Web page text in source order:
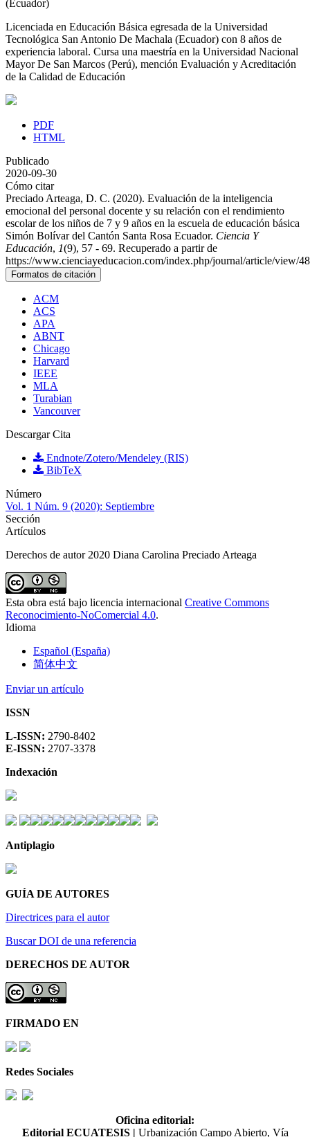
(Ecuador)
Licenciada en Educación Básica egresada de la Universidad
Tecnológica San Antonio De Machala (Ecuador) con 8 años de
experiencia laboral. Cursa una maestría en la Universidad Nacional
Mayor De San Marcos (Perú), mención Evaluación y Acreditación
de la Calidad de Educación
PDF
HTML
Publicado
2020-09-30
Cómo citar
Preciado Arteaga, D. C. (2020). Evaluación de la inteligencia
emocional del personal docente y su relación con el rendimiento
escolar de los niños de 7 y 9 años en la escuela de educación básica
Simón Bolívar del Cantón Santa Rosa Ecuador. Ciencia Y
Educación, 1(9), 57 - 69. Recuperado a partir de
https://www.cienciayeducacion.com/index.php/journal/article/view/48
Formatos de citación
ACM
ACS
APA
ABNT
Chicago
Harvard
IEEE
MLA
Turabian
Vancouver
Descargar Cita
Endnote/Zotero/Mendeley (RIS)
BibTeX
Número
Vol. 1 Núm. 9 (2020): Septiembre
Sección
Artículos
Derechos de autor 2020 Diana Carolina Preciado Arteaga
Esta obra está bajo licencia internacional Creative Commons
Reconocimiento-NoComercial 4.0.
Idioma
Español (España)
简体中文
Enviar un artículo
ISSN
L-ISSN: 2790-8402
E-ISSN: 2707-3378
Indexación
Antiplagio
GUÍA DE AUTORES
Directrices para el autor
Buscar DOI de una referencia
DERECHOS DE AUTOR
FIRMADO EN
Redes Sociales
Oficina editorial:
Editorial ECUATESIS | Urbanización Campo Abierto, Vía